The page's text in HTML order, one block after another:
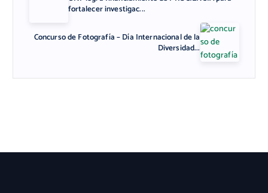
fortalecer investigac...
Concurso de Fotografía – Día Internacional de la
Diversidad...